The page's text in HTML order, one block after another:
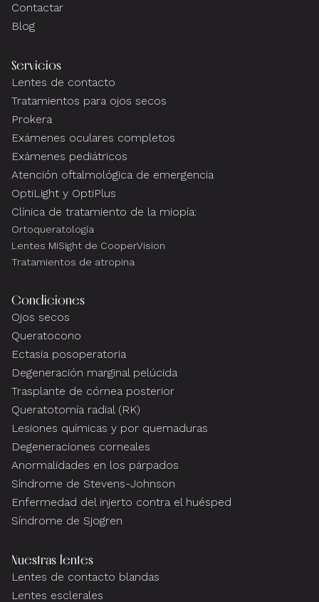
Contactar
Blog
Servicios
Lentes de contacto
Tratamientos para ojos secos
Prokera
Exámenes oculares completos
Exámenes pediátricos
Atención oftalmológica de emergencia
OptiLight y OptiPlus
Clínica de tratamiento de la miopía:
Ortoqueratología
Lentes MiSight de CooperVision
Tratamientos de atropina
Condiciones
Ojos secos
Queratocono
Ectasia posoperatoria
Degeneración marginal pelúcida
Trasplante de córnea posterior
Queratotomía radial (RK)
Lesiones químicas y por quemaduras
Degeneraciones corneales
Anormalidades en los párpados
Síndrome de Stevens-Johnson
Enfermedad del injerto contra el huésped
Síndrome de Sjogren
Nuestras lentes
Lentes de contacto blandas
Lentes esclerales